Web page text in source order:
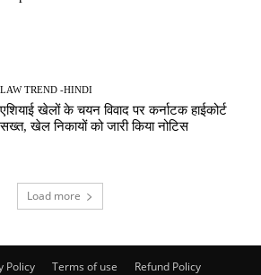
LAW TREND -HINDI
एशियाई खेलों के चयन विवाद पर कर्नाटक हाईकोर्ट
सख्त, खेल निकायों को जारी किया नोटिस
Load more
Policy Terms of use Refund Policy